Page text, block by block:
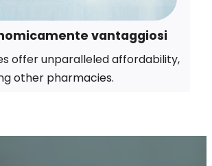
vantaggiosi
offer unparalleled affordability,
other pharmacies.